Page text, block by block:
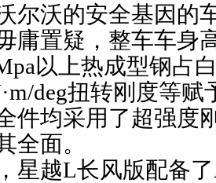
尔沃的安全基因的
庸置疑，整车车身
以上热成型钢占
deg扭转刚度等
件均采用了超强度
全面。
星越L长风版配备了